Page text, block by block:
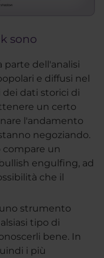
sono
parte dell'analisi
e diffusi nel
dei dati storici di
un certo
l'andamento
negoziando.
compare un
engulfing, ad
che il
strumento
tipo di
bene. In
i più